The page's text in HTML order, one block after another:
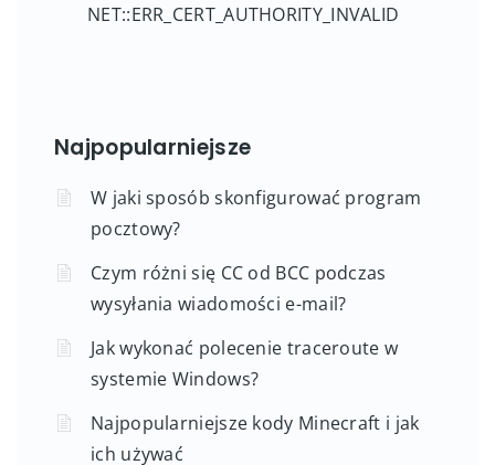
NET::ERR_CERT_AUTHORITY_INVALID
Najpopularniejsze
W jaki sposób skonfigurować program
pocztowy?
Czym różni się CC od BCC podczas
wysyłania wiadomości e-mail?
Jak wykonać polecenie traceroute w
systemie Windows?
Najpopularniejsze kody Minecraft i jak
ich używać